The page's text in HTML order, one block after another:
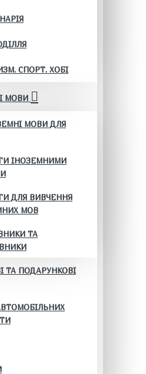
СПОРТ. ХОБІ
МОВИ
МОВИ ДЛЯ
ІНОЗЕМНИМИ
ДЛЯ ВИВЧЕННЯ
МОВ
ТА
ТА ПОДАРУНКОВІ